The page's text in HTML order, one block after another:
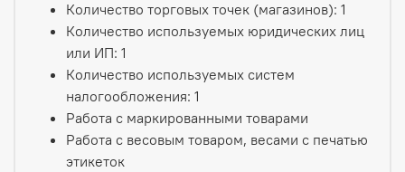
Количество торговых точек (магазинов): 1
Количество используемых юридических лиц
или ИП: 1
Количество используемых систем
налогообложения: 1
Работа с маркированными товарами
Работа с весовым товаром, весами с печатью
этикеток